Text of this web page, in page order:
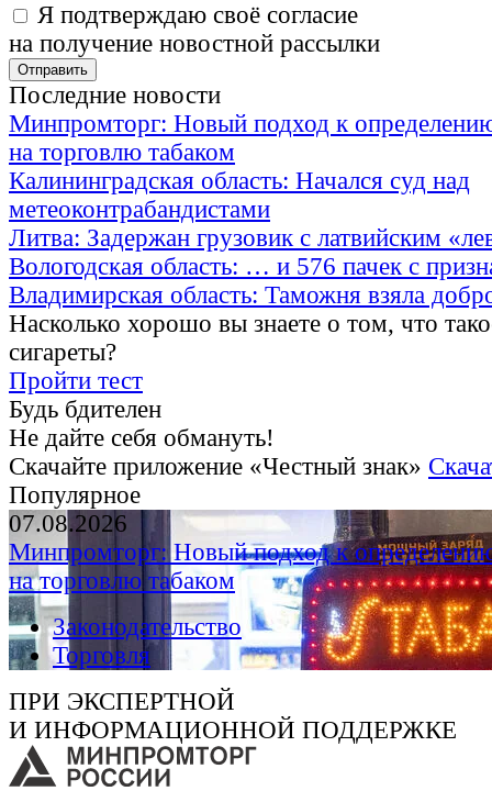
Я подтверждаю своё согласие
на получение новостной рассылки
Последние новости
Минпромторг: Новый подход к
на торговлю табаком
Калининградская область: Начался суд над
метеоконтрабандистами
Литва: Задержан грузовик с латвийским
Вологодская область: … и 576 пачек с
Владимирская область: Таможня взяла
Насколько хорошо вы знаете о том, что
сигареты?
Пройти тест
Будь бдителен
Не дайте себя обмануть!
Скачайте приложение «Честный знак»
Популярное
07.08.2026
Минпромторг: Новый подход к
на торговлю табаком
Законодательство
Торговля
ПРИ ЭКСПЕРТНОЙ
И ИНФОРМАЦИОННОЙ ПОДДЕРЖКЕ